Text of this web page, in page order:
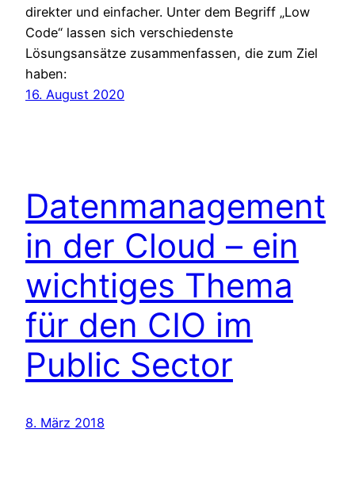
direkter und einfacher. Unter dem Begriff „Low
Code“ lassen sich verschiedenste
Lösungsansätze zusammenfassen, die zum Ziel
haben:
16. August 2020
Datenmanagement
in der Cloud – ein
wichtiges Thema
für den CIO im
Public Sector
8. März 2018